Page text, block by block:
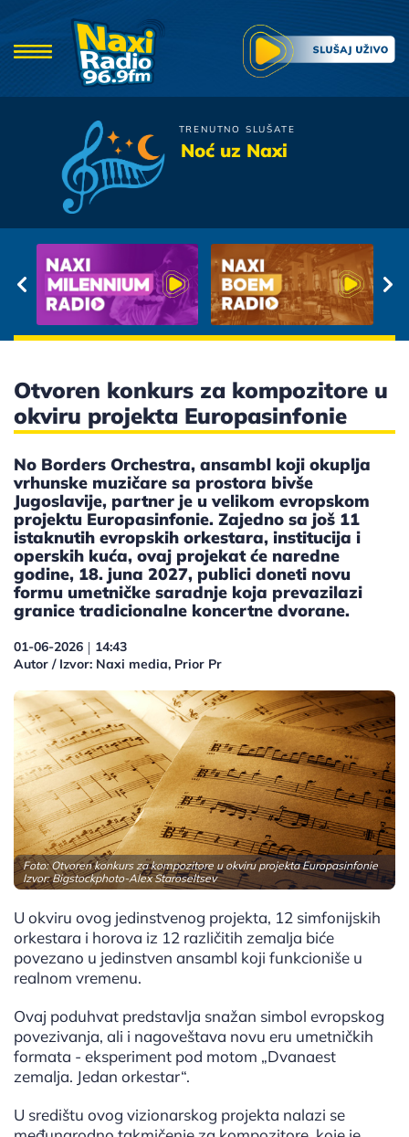
TRENUTNO SLUŠATE
Noć uz NaxiBojan Marovic
Otvoren konkurs za kompozitore u
okviru projekta Europasinfonie
No Borders Orchestra, ansambl koji okuplja
vrhunske muzičare sa prostora bivše
Jugoslavije, partner je u velikom evropskom
projektu Europasinfonie. Zajedno sa još 11
istaknutih evropskih orkestara, institucija i
operskih kuća, ovaj projekat će naredne
godine, 18. juna 2027, publici doneti novu
formu umetničke saradnje koja prevazilazi
granice tradicionalne koncertne dvorane.
01-06-2026 | 14:43
Autor / Izvor: Naxi media, Prior Pr
Foto: Otvoren konkurs za kompozitore u okviru projekta Europasinfonie
Izvor: Bigstockphoto-Alex Staroseltsev
U okviru ovog jedinstvenog projekta, 12 simfonijskih
orkestara i horova iz 12 različitih zemalja biće
povezano u jedinstven ansambl koji funkcioniše u
realnom vremenu.
Ovaj poduhvat predstavlja snažan simbol evropskog
povezivanja, ali i nagoveštava novu eru umetničkih
formata - eksperiment pod motom „Dvanaest
zemalja. Jedan orkestar“.
U središtu ovog vizionarskog projekta nalazi se